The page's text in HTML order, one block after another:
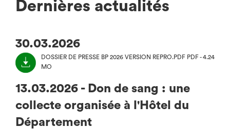
Dernières actualités
30.03.2026
DOSSIER DE PRESSE BP 2026 VERSION REPRO.PDF PDF - 4.24
MO
13.03.2026 - Don de sang : une
collecte organisée à l'Hôtel du
Département